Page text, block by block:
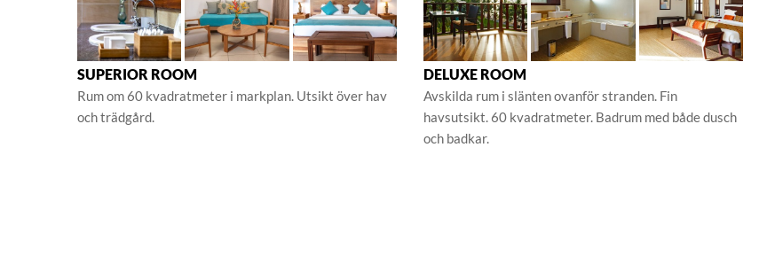
SUPERIOR ROOM
Rum om 60 kvadratmeter i markplan. Utsikt över hav
och trädgård.
DELUXE ROOM
Avskilda rum i slänten ovanför stranden. Fin
havsutsikt. 60 kvadratmeter. Badrum med både dusch
och badkar.